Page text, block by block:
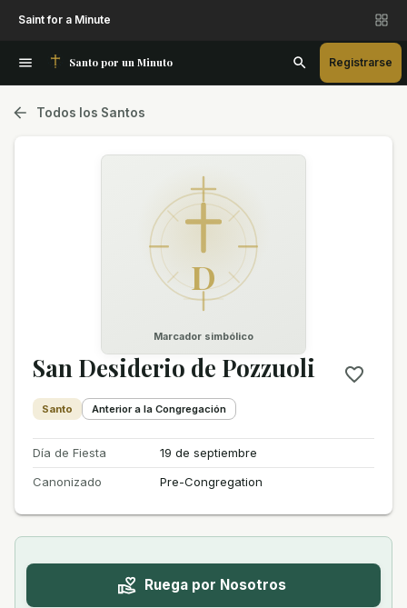
Saint for a Minute
Santo por un Minuto Registrarse
Todos los Santos
D
Marcador simbólico
San Desiderio de Pozzuoli
Santo Anterior a la Congregación
Día de Fiesta
19 de septiembre
Canonizado
Pre-Congregation
Ruega por Nosotros